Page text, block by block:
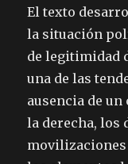
El texto
la situación
de legitimidad
una de las
ausencia de
la derecha, los